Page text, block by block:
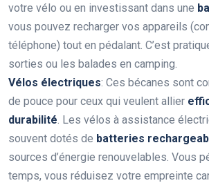
votre vélo ou en investissant dans une
vous pouvez recharger vos appareils
téléphone) tout en pédalant. C’est
sorties ou les balades en camping.
Vélos électriques: Ces bécanes sont
de pouce pour ceux qui veulent allier
durabilité. Les vélos à assistance
souvent dotés de batteries
sources d’énergie renouvelables. Vous
temps, vous réduisez votre empreinte